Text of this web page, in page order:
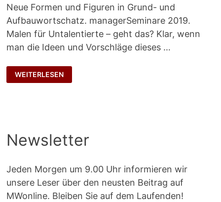
Neue Formen und Figuren in Grund- und
Aufbauwortschatz. managerSeminare 2019.
Malen für Untalentierte – geht das? Klar, wenn
man die Ideen und Vorschläge dieses …
SPIELEND
VISUALISIEREN
WEITERLESEN
Newsletter
Jeden Morgen um 9.00 Uhr informieren wir
unsere Leser über den neusten Beitrag auf
MWonline. Bleiben Sie auf dem Laufenden!